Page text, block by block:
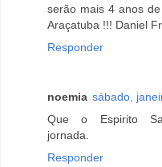
serão mais 4 anos
Araçatuba !!! Daniel
Responder
noemia sábado,
Que o Espirito
jornada.
Responder